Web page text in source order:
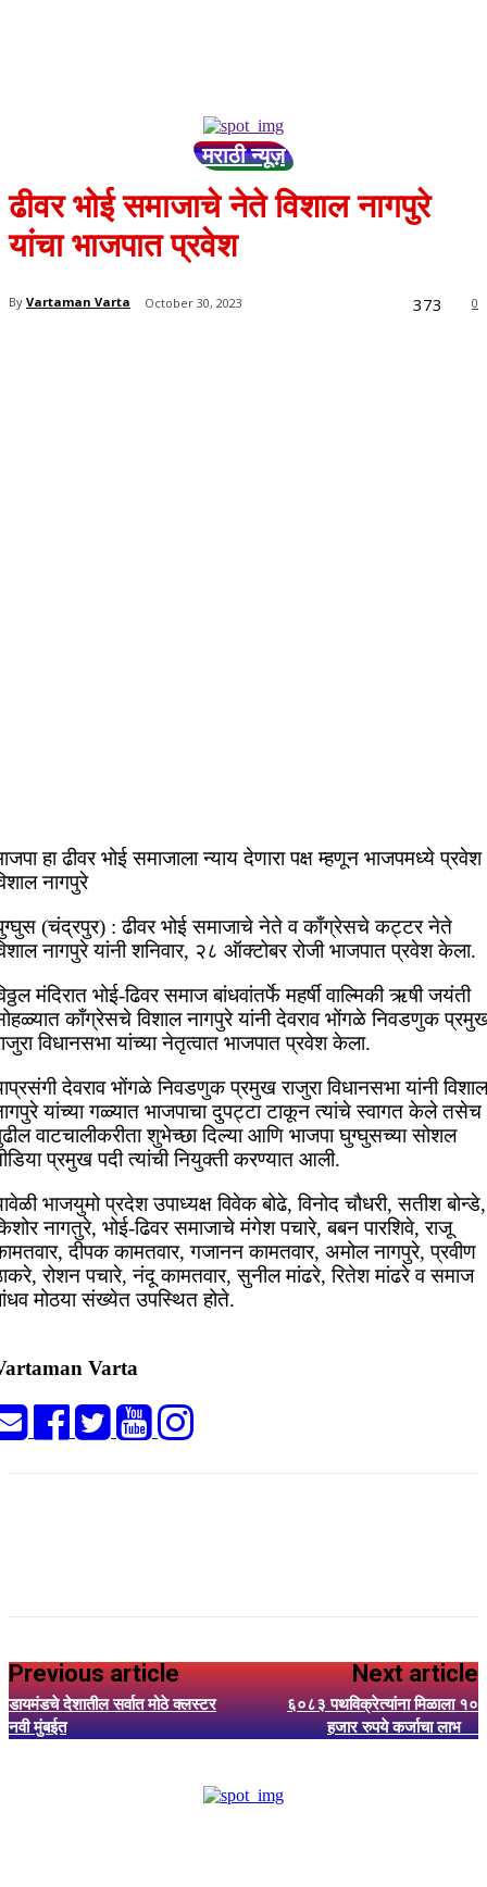
मराठी न्यूज़
ढीवर भोई समाजाचे नेते विशाल नागपुरे
यांचा भाजपात प्रवेश
By Vartaman Varta October 30, 2023 0
373
हा ढीवर भोई समाजाला न्याय देणारा पक्ष म्हणून भाजपमध्ये प्रवेश
नागपुरे
(चंद्रपुर) : ढीवर भोई समाजाचे नेते व काँग्रेसचे कट्टर नेते
नागपुरे यांनी शनिवार, २८ ऑक्टोबर रोजी भाजपात प्रवेश केला.
मंदिरात भोई-ढिवर समाज बांधवांतर्फे महर्षी वाल्मिकी ऋषी जयंती
काँग्रेसचे विशाल नागपुरे यांनी देवराव भोंगळे निवडणुक
विधानसभा यांच्या नेतृत्वात भाजपात प्रवेश केला.
देवराव भोंगळे निवडणुक प्रमुख राजुरा विधानसभा यांनी विशाल
यांच्या गळ्यात भाजपाचा दुपट्टा टाकून त्यांचे स्वागत केले तसेच
वाटचालीकरीता शुभेच्छा दिल्या आणि भाजपा घुग्घुसच्या सोशल
प्रमुख पदी त्यांची नियुक्ती करण्यात आली.
भाजयुमो प्रदेश उपाध्यक्ष विवेक बोढे, विनोद चौधरी, सतीश बोन्डे,
नागतुरे, भोई-ढिवर समाजाचे मंगेश पचारे, बबन पारशिवे, राजू
दीपक कामतवार, गजानन कामतवार, अमोल नागपुरे, प्रवीण
रोशन पचारे, नंदू कामतवार, सुनील मांढरे, रितेश मांढरे व समाज
मोठया संख्येत उपस्थित होते.
Varta
Previous article
डायमंडचे देशातील सर्वात मोठे क्लस्टर
नवी मुंबईत
Next article
६०८३ पथविक्रेत्यांना मिळाला १०
हजार रुपये कर्जाचा लाभ